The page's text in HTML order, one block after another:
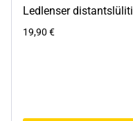
Ledlenser distantslüliti
19,90 €